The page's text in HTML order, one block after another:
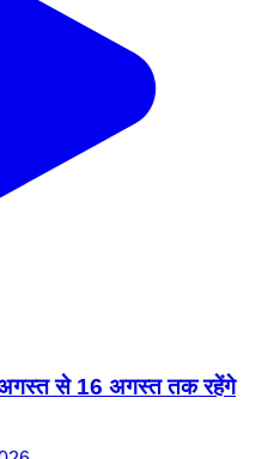
अगस्त से 16 अगस्त तक रहेंगे